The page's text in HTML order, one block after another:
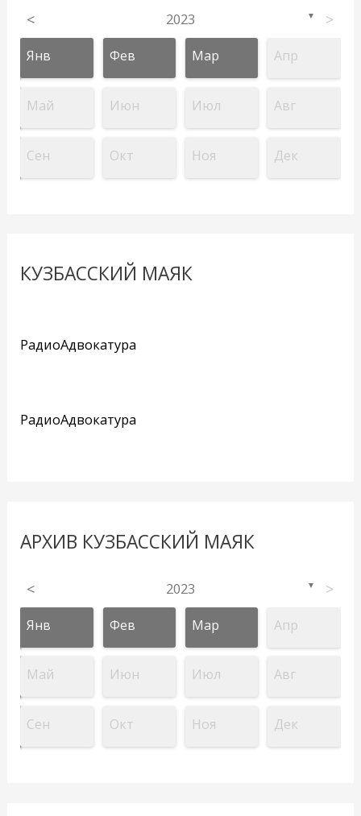
< 2023 ▼ >
Янв Фев Мар Апр
Май Июн Июл Авг
Сен Окт Ноя Дек
КУЗБАССКИЙ МАЯК
РадиоАдвокатура
РадиоАдвокатура
АРХИВ КУЗБАССКИЙ МАЯК
< 2023 ▼ >
Янв Фев Мар Апр
Май Июн Июл Авг
Сен Окт Ноя Дек